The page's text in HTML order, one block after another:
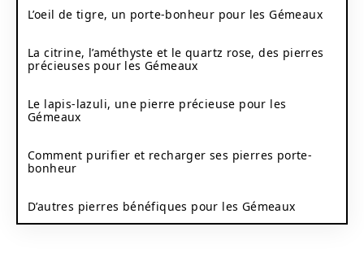
L’oeil de tigre, un porte-bonheur pour les Gémeaux
La citrine, l’améthyste et le quartz rose, des pierres
précieuses pour les Gémeaux
Le lapis-lazuli, une pierre précieuse pour les
Gémeaux
Comment purifier et recharger ses pierres porte-
bonheur
D’autres pierres bénéfiques pour les Gémeaux